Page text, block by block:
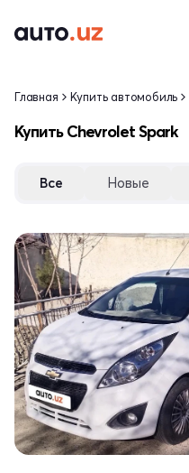
Главная Купить автомобиль
Купить Chevrolet Spark
Все Новые